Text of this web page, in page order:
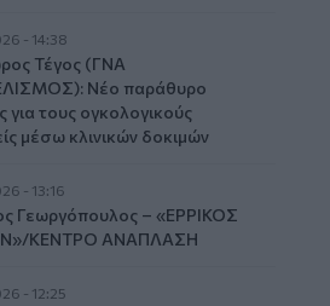
- 14:38
Τέγος (ΓΝΑ
Νέο παράθυρο
για τους ογκολογικούς
μέσω κλινικών δοκιμών
- 13:16
Γεωργόπουλος – «ΕΡΡΙΚΟΣ
ΚΕΝΤΡΟ ΑΝΑΠΛΑΣΗ
- 12:25